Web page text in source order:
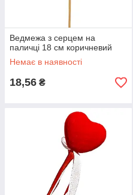
Ведмежа з серцем на
паличці 18 см коричневий
Немає в наявності
18,56 ₴